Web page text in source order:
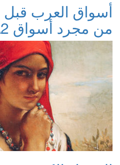
أسواق العرب قبل
من مجرد أسواق 2\2